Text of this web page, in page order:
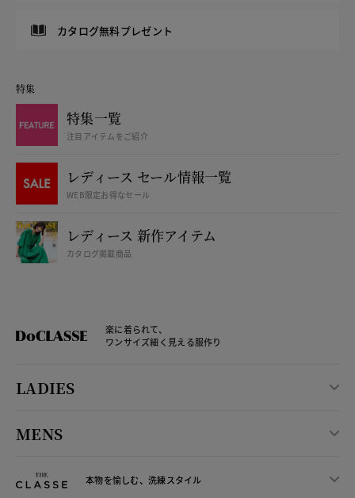
カタログ無料プレゼント
特集
特集一覧
注目アイテムをご紹介
レディース セール情報一覧
WEB限定お得なセール
レディース 新作アイテム
カタログ掲載商品
楽に着られて、
ワンサイズ細く見える服作り
LADIES
MENS
本物を愉しむ、洗練スタイル